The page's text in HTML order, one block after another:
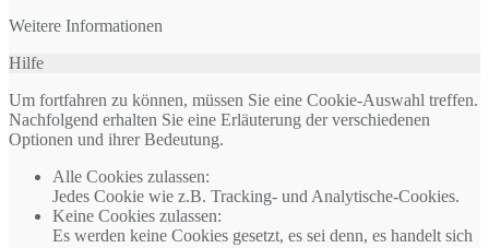
Weitere Informationen
Hilfe
Um fortfahren zu können, müssen Sie eine Cookie-Auswahl treffen.
Nachfolgend erhalten Sie eine Erläuterung der verschiedenen
Optionen und ihrer Bedeutung.
Alle Cookies zulassen:
Jedes Cookie wie z.B. Tracking- und Analytische-Cookies.
Keine Cookies zulassen:
Es werden keine Cookies gesetzt, es sei denn, es handelt sich